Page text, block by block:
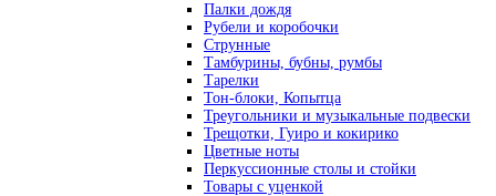
Палки дождя
Рубели и коробочки
Струнные
Тамбурины, бубны, румбы
Тарелки
Тон-блоки, Копытца
Треугольники и музыкальные подвески
Трещотки, Гуиро и кокирико
Цветные ноты
Перкуссионные столы и стойки
Товары с уценкой